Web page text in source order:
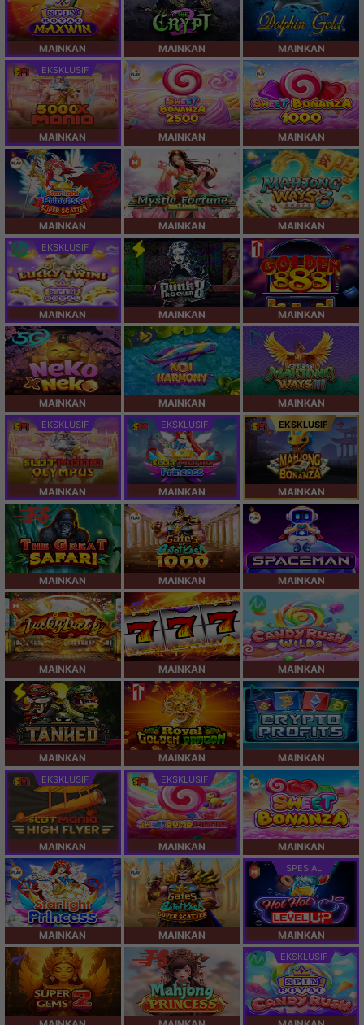
MAINKAN MAINKAN MAINKAN
EKSKLUSIF
MAINKAN MAINKAN MAINKAN
MAINKAN MAINKAN MAINKAN
EKSKLUSIF
MAINKAN MAINKAN MAINKAN
MAINKAN MAINKAN MAINKAN
EKSKLUSIF
MAINKAN
EKSKLUSIF
MAINKAN
EKSKLUSIF
MAINKAN
MAINKAN MAINKAN MAINKAN
MAINKAN MAINKAN MAINKAN
MAINKAN MAINKAN MAINKAN
EKSKLUSIF
MAINKAN
EKSKLUSIF
MAINKAN MAINKAN
MAINKAN MAINKAN
SPESIAL
MAINKAN
EKSKLUSIF